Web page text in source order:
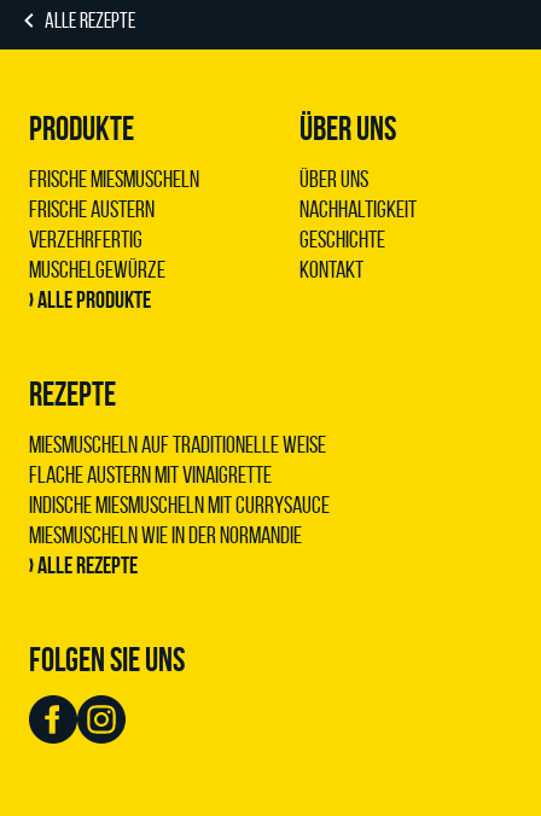
ALLE REZEPTE
PRODUKTE
Frische Miesmuscheln
Frische Austern
Verzehrfertig
Muschelgewürze
› Alle Produkte
REZEPTE
Miesmuscheln auf traditionelle Weise
Flache Austern mit Vinaigrette
Indische Miesmuscheln mit Currysauce
Miesmuscheln wie in der Normandie
› Alle Rezepte
ÜBER UNS
Über uns
Nachhaltigkeit
Geschichte
Kontakt
FOLGEN SIE UNS